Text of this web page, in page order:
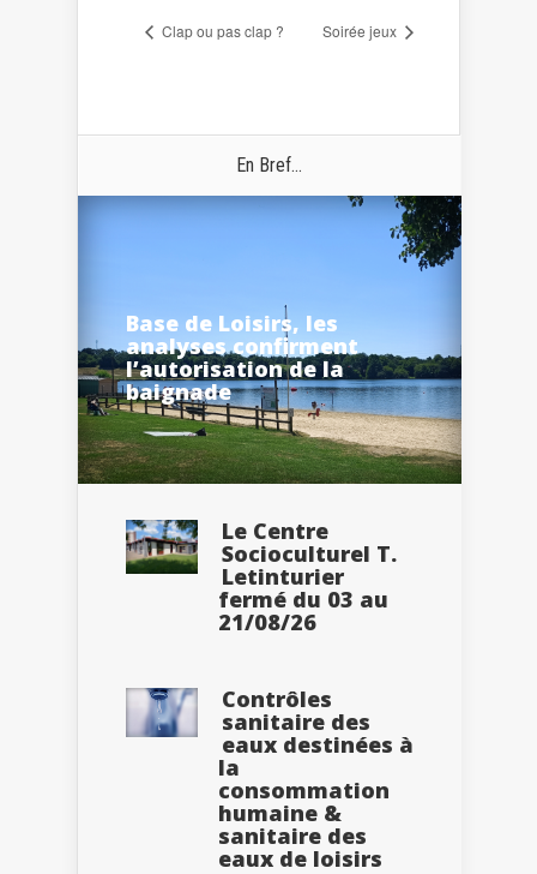
Clap ou pas clap ? Soirée jeux
En Bref...
Base de Loisirs, les
analyses confirment
l’autorisation de la
baignade
Le Centre
Socioculturel T.
Letinturier
fermé du 03 au
21/08/26
Contrôles
sanitaire des
eaux destinées à
la
consommation
humaine &
sanitaire des
eaux de loisirs